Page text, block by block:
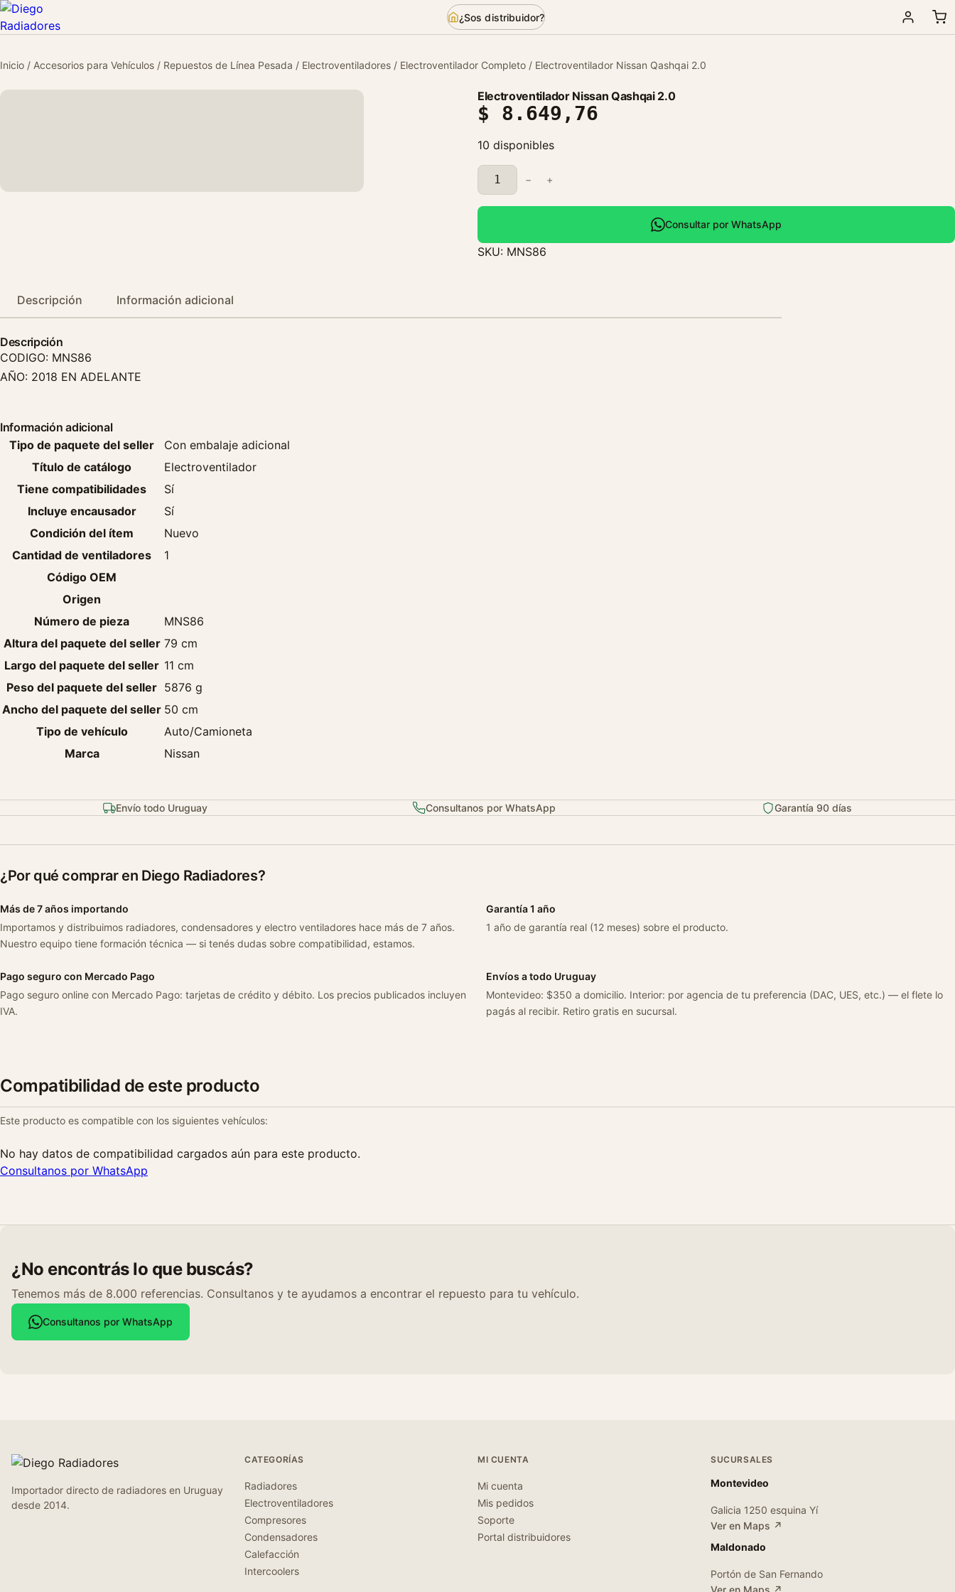
¿Sos distribuidor?
Inicio / Accesorios para Vehículos / Repuestos de Línea Pesada / Electroventiladores / Electroventilador Completo / Electroventilador Nissan Qashqai 2.0
Electroventilador Nissan Qashqai 2.0
$ 8.649,76
10 disponibles
E
l
e
t
r
i
− +
Consultar por WhatsApp
SKU: MNS86
Descripción Información adicional
Descripción
CODIGO: MNS86
AÑO: 2018 EN ADELANTE
Información adicional
Tipo de paquete del seller
Con embalaje adicional
Título de catálogo
Electroventilador
Tiene compatibilidades
Sí
Incluye encausador
Sí
Condición del ítem
Nuevo
Cantidad de ventiladores
1
Código OEM
Origen
Número de pieza
MNS86
Altura del paquete del seller 79 cm
Largo del paquete del seller 11 cm
Peso del paquete del seller 5876 g
Ancho del paquete del seller 50 cm
Tipo de vehículo
Auto/Camioneta
Marca
Nissan
Envío todo Uruguay Consultanos por WhatsApp Garantía 90 días
¿Por qué comprar en Diego Radiadores?
Más de 7 años importando
Importamos y distribuimos radiadores, condensadores y electro ventiladores hace más de 7 años.
Nuestro equipo tiene formación técnica — si tenés dudas sobre compatibilidad, estamos.
Garantía 1 año
1 año de garantía real (12 meses) sobre el producto.
Pago seguro con Mercado Pago
Pago seguro online con Mercado Pago: tarjetas de crédito y débito. Los precios publicados incluyen
IVA.
Envíos a todo Uruguay
Montevideo: $350 a domicilio. Interior: por agencia de tu preferencia (DAC, UES, etc.) — el flete lo
pagás al recibir. Retiro gratis en sucursal.
Compatibilidad de este producto
Este producto es compatible con los siguientes vehículos:
No hay datos de compatibilidad cargados aún para este producto.
Consultanos por WhatsApp
¿No encontrás lo que buscás?
Tenemos más de 8.000 referencias. Consultanos y te ayudamos a encontrar el repuesto para tu vehículo.
Consultanos por WhatsApp
Importador directo de radiadores en Uruguay
desde 2014.
CATEGORÍAS
Radiadores
Electroventiladores
Compresores
Condensadores
Calefacción
Intercoolers
MI CUENTA
Mi cuenta
Mis pedidos
Soporte
Portal distribuidores
SUCURSALES
Montevideo
Galicia 1250 esquina Yí
Ver en Maps ↗
Maldonado
Portón de San Fernando
Ver en Maps ↗